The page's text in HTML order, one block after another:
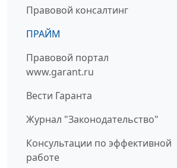
Правовой консалтинг
ПРАЙМ
Правовой портал
www.garant.ru
Вести Гаранта
Журнал "Законодательство"
Консультации по эффективной
работе